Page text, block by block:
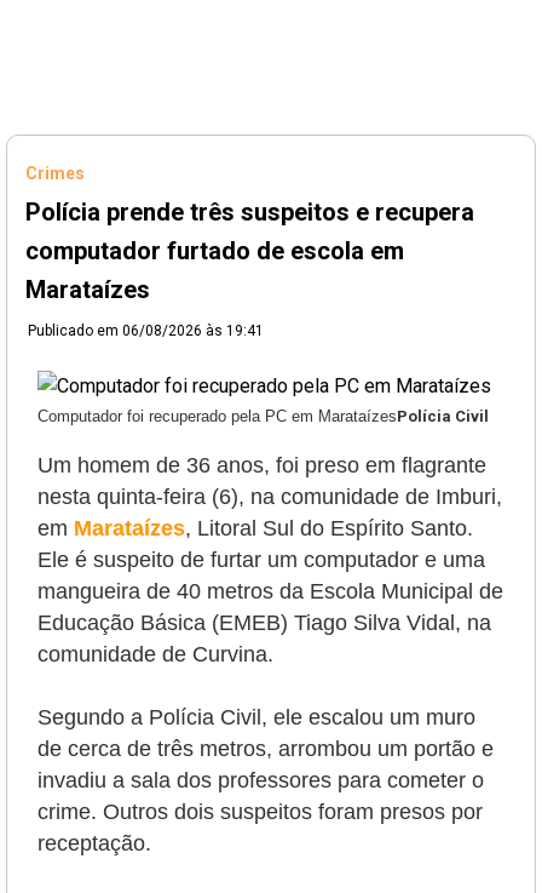
Crimes
Polícia prende três suspeitos e recupera
computador furtado de escola em
Marataízes
Publicado em 06/08/2026 às 19:41
Computador foi recuperado pela PC em MarataízesPolícia Civil
Um homem de 36 anos, foi preso em flagrante
nesta quinta-feira (6), na comunidade de Imburi,
em Marataízes, Litoral Sul do Espírito Santo.
Ele é suspeito de furtar um computador e uma
mangueira de 40 metros da Escola Municipal de
Educação Básica (EMEB) Tiago Silva Vidal, na
comunidade de Curvina.
Segundo a Polícia Civil, ele escalou um muro
de cerca de três metros, arrombou um portão e
invadiu a sala dos professores para cometer o
crime. Outros dois suspeitos foram presos por
receptação.